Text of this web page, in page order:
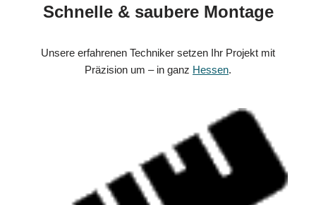
Schnelle & saubere Montage
Unsere erfahrenen Techniker setzen Ihr Projekt mit
Präzision um – in ganz Hessen.